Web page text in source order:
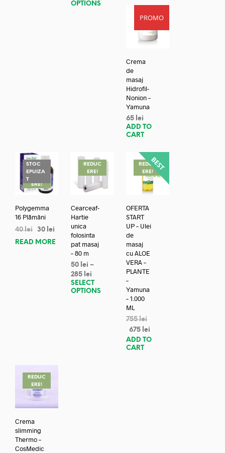
OPTIONS
PROMO
Crema
de
masaj
Hidrofil-
Nonion –
Yamuna
65 lei
ADD TO
CART
STOC
EPUIZA
TREDUC
ERE!
Polygemma
16 Plămâni
40lei 30 lei
READ MORE
REDUC
ERE!
Cearceaf-
Hartie
unica
folosinta
pat masaj
– 80 m
50 lei –
285 lei
SELECT
OPTIONS
REDUC
ERE!
OFERTA
START
UP – Ulei
de
masaj
cu ALOE
VERA –
PLANTE
–
Yamuna
– 1.000
ML
755lei
675 lei
ADD TO
CART
REDUC
ERE!
Crema
slimming
Thermo –
CosMedic